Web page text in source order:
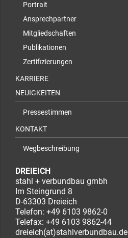
Portrait
Ansprechpartner
Mitgliedschaften
Publikationen
Zertifizierungen
KARRIERE
NEUIGKEITEN
Pressestimmen
KONTAKT
Wegbeschreibung
DREIEICH
stahl + verbundbau gmbh
Im Steingrund 8
D-63303 Dreieich
Telefon: +49 6103 9862-0
Telefax: +49 6103 9862-44
dreieich(at)stahlverbundbau.de